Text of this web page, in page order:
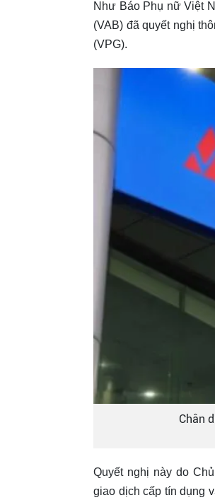
Như Báo Phụ nữ Việt
(VAB) đã quyết nghị
(VPG).
Chân
Quyết nghị này do
giao dịch cấp tín dụng